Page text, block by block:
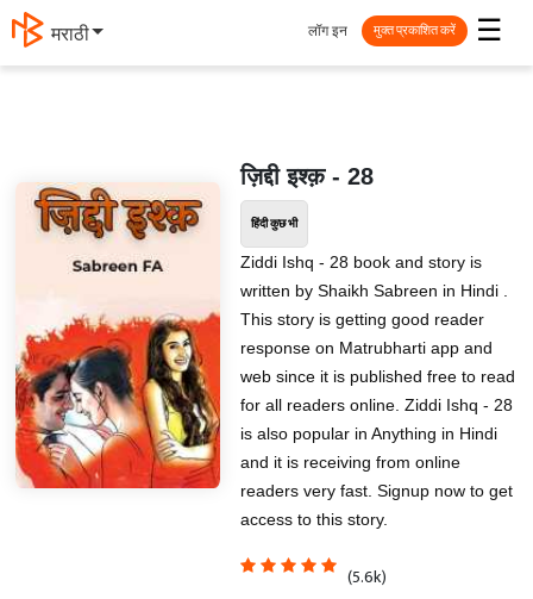
मराठी ☰
लॉग इन मुक्त प्रकाशित करें
ज़िद्दी इश्क़ - 28
हिंदी कुछ भी
Ziddi Ishq - 28 book and story is
written by Shaikh Sabreen in Hindi .
This story is getting good reader
response on Matrubharti app and
web since it is published free to read
for all readers online. Ziddi Ishq - 28
is also popular in Anything in Hindi
and it is receiving from online
readers very fast. Signup now to get
access to this story.
(5.6k)